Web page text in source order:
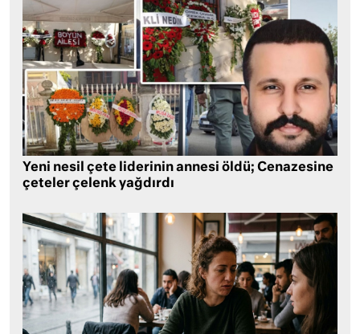
Yeni nesil çete liderinin annesi öldü; Cenazesine
çeteler çelenk yağdırdı